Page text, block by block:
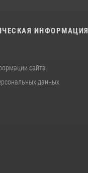
ИНФОРМАЦИЯ
сайта
данных